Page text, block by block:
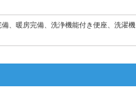
、暖房完備、洗浄機能付き便座、洗濯機